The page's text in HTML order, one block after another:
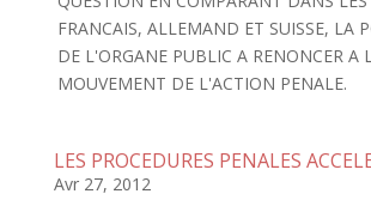
FRANCAIS, ALLEMAND ET SUISSE, LA
DE L'ORGANE PUBLIC A RENONCER A
MOUVEMENT DE L'ACTION PENALE.
LES PROCEDURES PENALES
Avr 27, 2012